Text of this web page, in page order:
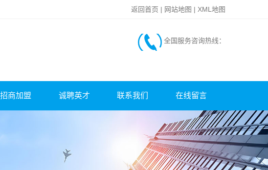
返回首页 | 网站地图 | XML地图
全国服务咨询热线：
招商加盟 诚聘英才 联系我们 在线留言